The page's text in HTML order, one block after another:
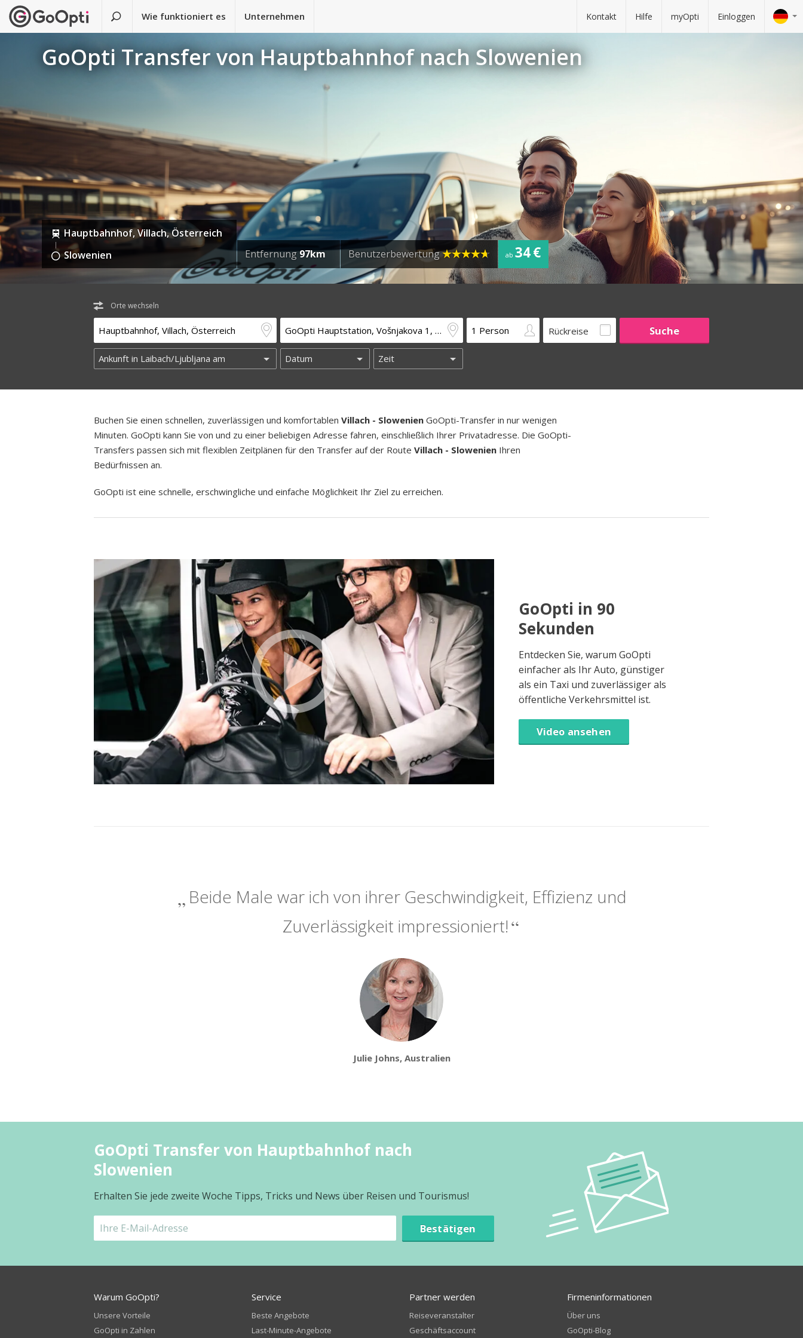
Wie funktioniert es Unternehmen Kontakt Hilfe myOpti Einloggen
GoOpti Transfer von Hauptbahnhof nach Slowenien
Hauptbahnhof, Villach, Österreich
Slowenien
Entfernung97km Benutzerbewertung ab34 €
Orte wechseln
Rückreise
Buchen Sie einen schnellen, zuverlässigen und komfortablen Villach - Slowenien GoOpti-Transfer in nur wenigen
Minuten. GoOpti kann Sie von und zu einer beliebigen Adresse fahren, einschließlich Ihrer Privatadresse. Die GoOpti-
Transfers passen sich mit flexiblen Zeitplänen für den Transfer auf der Route Villach - Slowenien Ihren
Bedürfnissen an.
GoOpti ist eine schnelle, erschwingliche und einfache Möglichkeit Ihr Ziel zu erreichen.
GoOpti in 90
Sekunden
Entdecken Sie, warum GoOpti
einfacher als Ihr Auto, günstiger
als ein Taxi und zuverlässiger als
öffentliche Verkehrsmittel ist.
Video ansehen
Beide Male war ich von ihrer Geschwindigkeit, Effizienz und
Zuverlässigkeit impressioniert!
Julie Johns, Australien
GoOpti Transfer von Hauptbahnhof nach
Slowenien
Erhalten Sie jede zweite Woche Tipps, Tricks und News über Reisen und Tourismus!
Bestätigen
Warum GoOpti?
Unsere Vorteile
GoOpti in Zahlen
Service
Beste Angebote
Last-Minute-Angebote
Partner werden
Reiseveranstalter
Geschäftsaccount
Firmeninformationen
Über uns
GoOpti-Blog